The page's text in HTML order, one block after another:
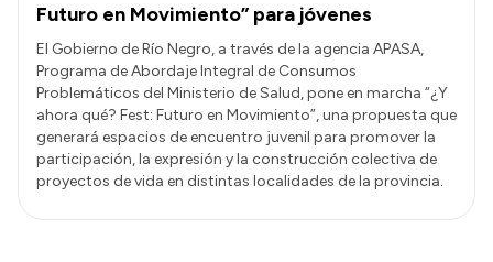
Futuro en Movimiento” para jóvenes
El Gobierno de Río Negro, a través de la agencia APASA,
Programa de Abordaje Integral de Consumos
Problemáticos del Ministerio de Salud, pone en marcha “¿Y
ahora qué? Fest: Futuro en Movimiento”, una propuesta que
generará espacios de encuentro juvenil para promover la
participación, la expresión y la construcción colectiva de
proyectos de vida en distintas localidades de la provincia.